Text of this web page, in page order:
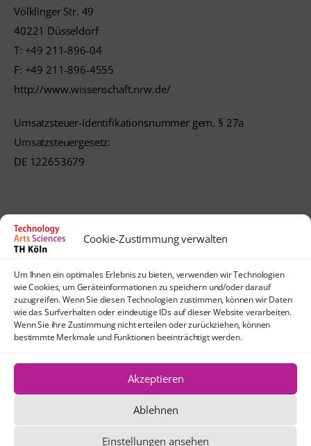
Cookie-Zustimmung verwalten
Um Ihnen ein optimales Erlebnis zu bieten, verwenden wir Technologien
wie Cookies, um Geräteinformationen zu speichern und/oder darauf
zuzugreifen. Wenn Sie diesen Technologien zustimmen, können wir Daten
wie das Surfverhalten oder eindeutige IDs auf dieser Website verarbeiten.
Wenn Sie ihre Zustimmung nicht erteilen oder zurückziehen, können
bestimmte Merkmale und Funktionen beeinträchtigt werden.
Akzeptieren
Ablehnen
Einstellungen ansehen
Völklinger Str. 49
40221 Düsseldorf
T: +49 211-896-04
F: +49 211-896-4555
http://www.wissenschaft.nrw.de/
Umsatzsteuer-Identifikationsnummer gem. § 27a
Umsatzsteuergesetz:
DE 122653679
lehrpfade@th-koeln.de
Anfahrt
TH Köln
Standort Köln-Mülheim
51063 Köln
Die Texte und Grafiken dieser Website
stehen, sofern nicht anders angegeben,